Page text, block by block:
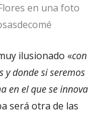
en una foto
ilusionado «con
y donde si seremos
en el que se innova
será otra de las